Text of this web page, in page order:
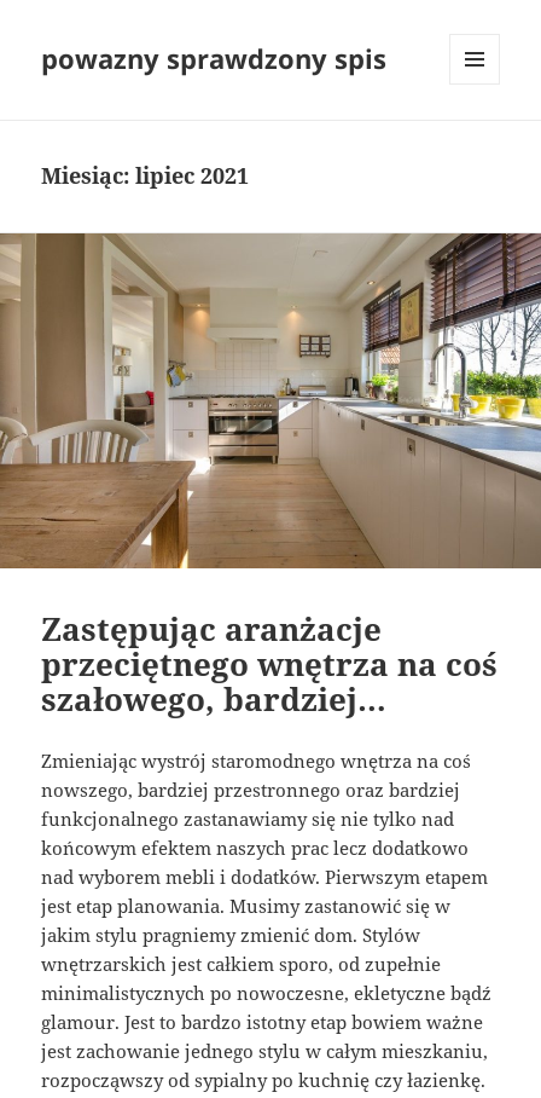
powazny sprawdzony spis
Miesiąc:lipiec 2021
Zastępując aranżacje
przeciętnego wnętrza na coś
szałowego, bardziej…
Zmieniając wystrój staromodnego wnętrza na coś
nowszego, bardziej przestronnego oraz bardziej
funkcjonalnego zastanawiamy się nie tylko nad
końcowym efektem naszych prac lecz dodatkowo
nad wyborem mebli i dodatków. Pierwszym etapem
jest etap planowania. Musimy zastanowić się w
jakim stylu pragniemy zmienić dom. Stylów
wnętrzarskich jest całkiem sporo, od zupełnie
minimalistycznych po nowoczesne, ekletyczne bądź
glamour. Jest to bardzo istotny etap bowiem ważne
jest zachowanie jednego stylu w całym mieszkaniu,
rozpocząwszy od sypialny po kuchnię czy łazienkę.